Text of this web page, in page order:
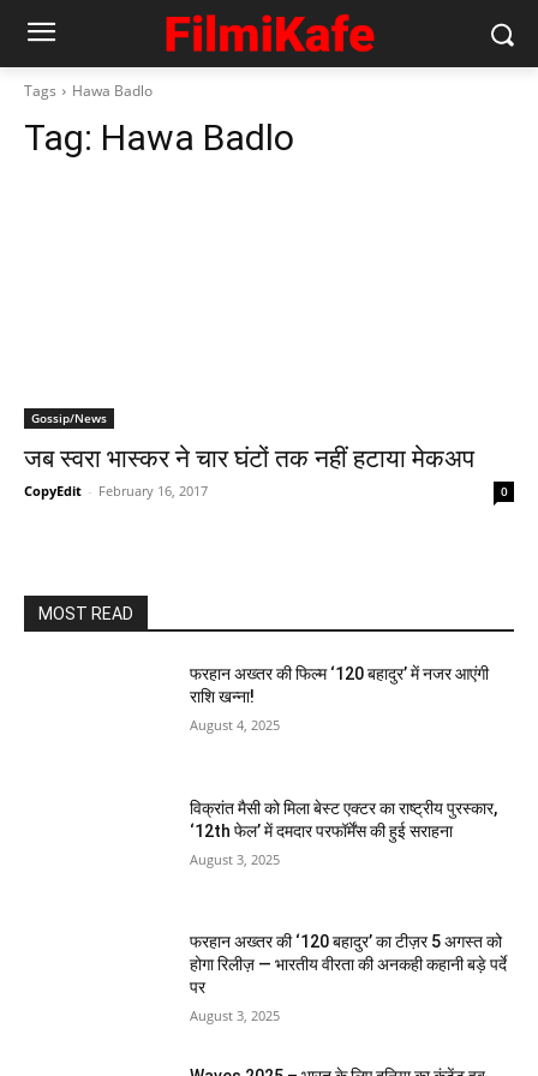
Tags Hawa Badlo
Tag: Hawa Badlo
Gossip/News
जब स्‍वरा भास्‍कर ने चार घंटों तक नहीं हटाया मेकअप
CopyEdit - February 16, 2017 0
MOST READ
फरहान अख्तर की फिल्म ‘120 बहादुर’ में नजर आएंगी
राशि खन्ना!
August 4, 2025
विक्रांत मैसी को मिला बेस्ट एक्टर का राष्ट्रीय पुरस्कार,
‘12th फेल’ में दमदार परफॉर्मेंस की हुई सराहना
August 3, 2025
फरहान अख्तर की ‘120 बहादुर’ का टीज़र 5 अगस्त को
होगा रिलीज़ — भारतीय वीरता की अनकही कहानी बड़े पर्दे
पर
August 3, 2025